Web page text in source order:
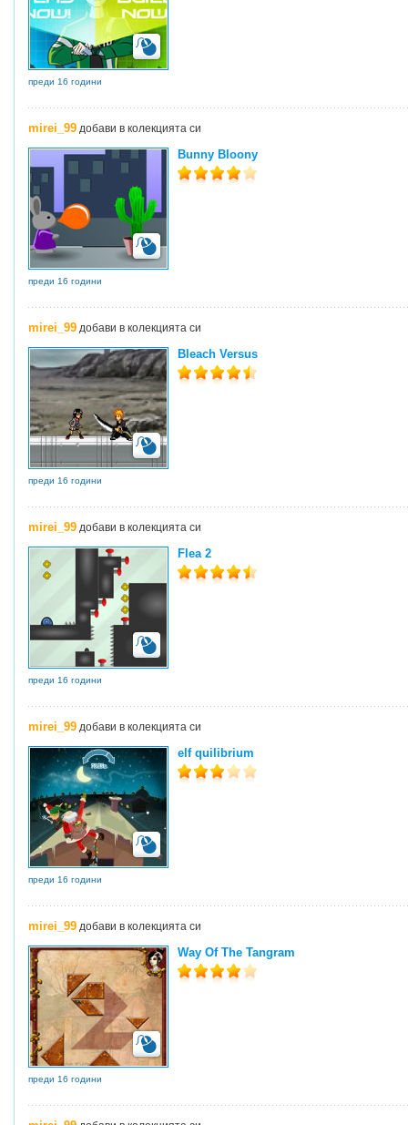
преди 16 години
mirei_99 добави в колекцията си
Bunny Bloony
преди 16 години
mirei_99 добави в колекцията си
Bleach Versus
преди 16 години
mirei_99 добави в колекцията си
Flea 2
преди 16 години
mirei_99 добави в колекцията си
elf quilibrium
преди 16 години
mirei_99 добави в колекцията си
Way Of The Tangram
преди 16 години